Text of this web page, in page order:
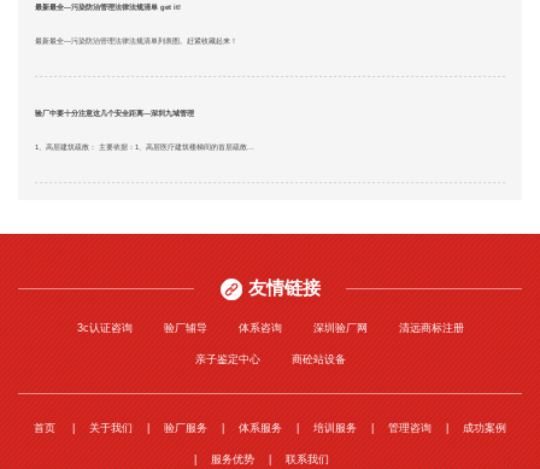
最新最全—污染防治管理法律法规清单 get it!
最新最全—污染防治管理法律法规清单列表图。赶紧收藏起来！
验厂中要十分注意这几个安全距离—深圳九域管理
1、高层建筑疏散： 主要依据：1、高层医疗建筑楼梯间的首层疏散...
友情链接
3c认证咨询 验厂辅导 体系咨询 深圳验厂网 清远商标注册
亲子鉴定中心 商砼站设备
首页 关于我们 验厂服务 体系服务 培训服务 管理咨询 成功案例
服务优势 联系我们